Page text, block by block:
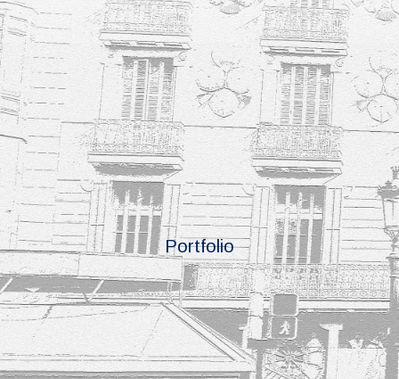
Información accionistas
Portfolio